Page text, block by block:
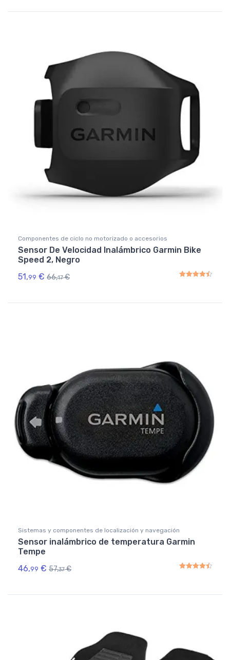
Componentes de ciclo no motorizado o accesorios
Sensor De Velocidad Inalámbrico Garmin Bike
Speed 2, Negro
51,99 € 66,17 €
Sistemas y componentes de localización y navegación
Sensor inalámbrico de temperatura Garmin
Tempe
46,99 € 57,37 €